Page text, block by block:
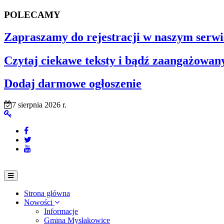
POLECAMY
Zapraszamy do rejestracji w naszym
Czytaj ciekawe teksty i bądź
Dodaj darmowe ogłoszenie
7 sierpnia 2026 r.
Strona główna
Nowości
Informacje
Gmina Mysłakowice